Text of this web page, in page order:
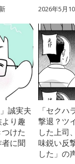
2026年5月
誠実夫
り趣
けた
に聞
「セクハ
撃退？ツ
した上司
味鋭い反
した」の